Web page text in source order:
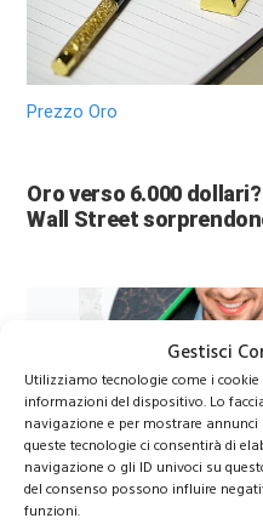
Gestisci
Utilizziamo tecnologie come i
informazioni del dispositivo. Lo
navigazione e per mostrare
queste tecnologie ci consentirà di
navigazione o gli ID univoci su
del consenso possono influire
funzioni.
Prezzo Oro
Oro verso 6.000
Wall Street
Azioni Bance Europee